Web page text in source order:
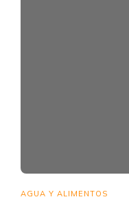
AGUA Y ALIMENTOS